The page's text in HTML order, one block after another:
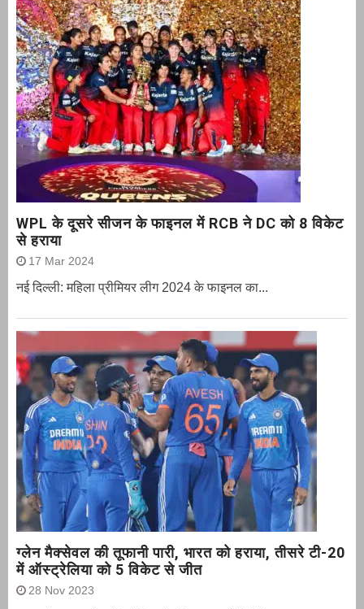
WPL के दूसरे सीजन के फाइनल में RCB ने DC को 8 विकेट
से हराया
17 Mar 2024
नई दिल्ली: महिला प्रीमियर लीग 2024 के फाइनल का...
ग्‍लेन मैक्‍सेवल की तूफानी पारी, भारत को हराया, तीसरे टी-20
में ऑस्ट्रेलिया को 5 विकेट से जीत
28 Nov 2023